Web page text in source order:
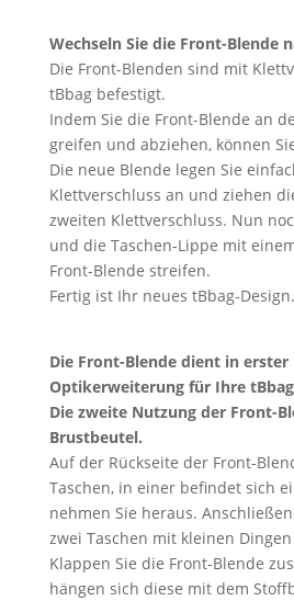
Wechseln Sie die Front-Blende
Die Front-Blenden sind mit
tBbag befestigt.
Indem Sie die Front-Blende an
greifen und abziehen, können
Die neue Blende legen Sie
Klettverschluss an und ziehen
zweiten Klettverschluss. Nun
und die Taschen-Lippe mit
Front-Blende streifen.
Fertig ist Ihr neues tBbag-Design.
Die Front-Blende dient in erster
Optikerweiterung für Ihre
Die zweite Nutzung der Front-
Brustbeutel.
Auf der Rückseite der Front-
Taschen, in einer befindet sich
nehmen Sie heraus.
zwei Taschen mit kleinen
Klappen Sie die Front-Blende
hängen sich diese mit dem